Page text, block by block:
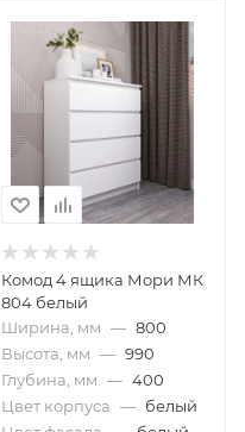
Комод 4 ящика Мори МК
804 белый
Ширина, мм — 800
Высота, мм — 990
Глубина, мм — 400
Цвет корпуса — белый